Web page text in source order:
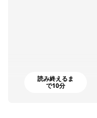
読み終えるま
で10分